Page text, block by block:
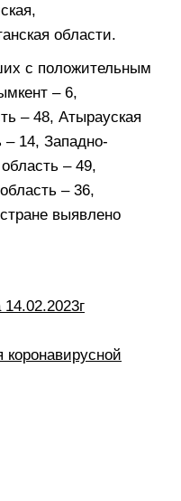
области.
с положительным
– 6,
– 48, Атырауская
– 14, Западно-
– 49,
– 36,
выявлено